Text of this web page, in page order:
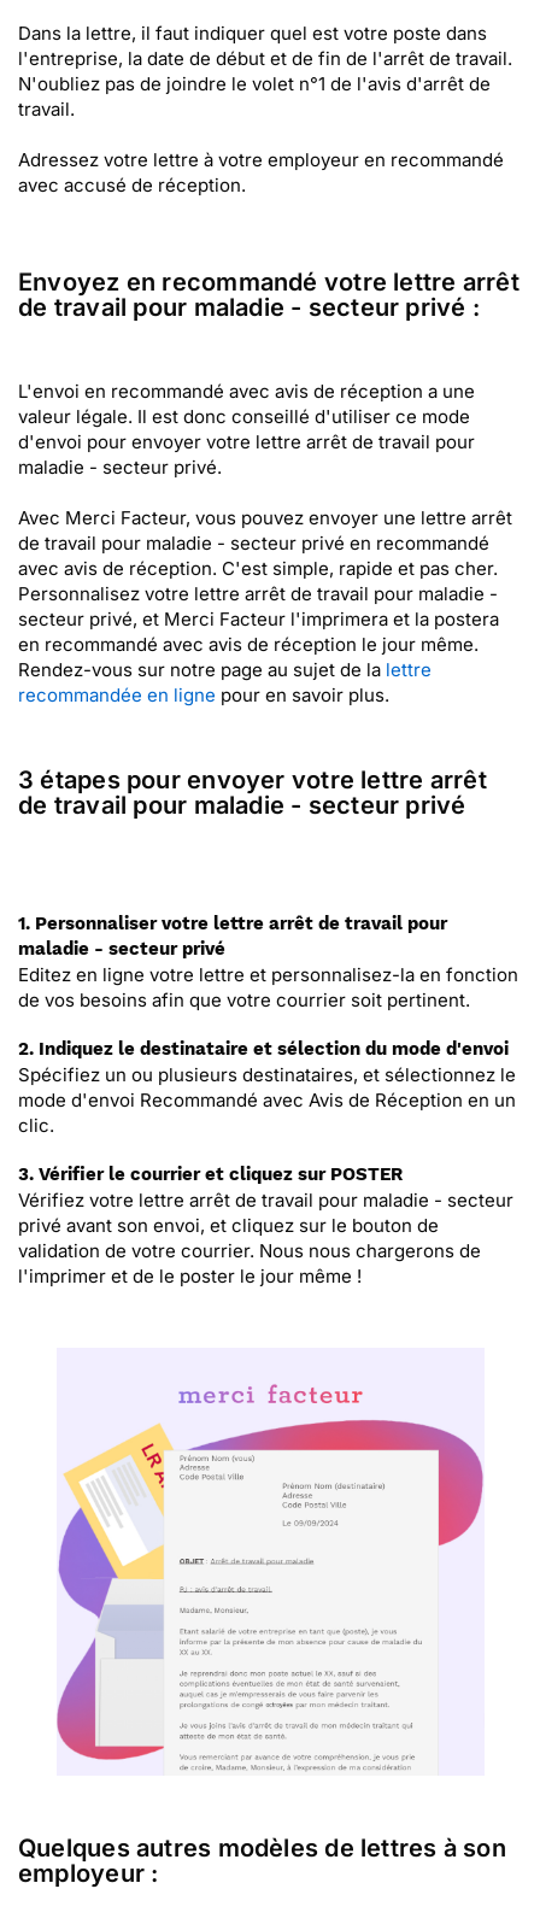
Dans la lettre, il faut indiquer quel est votre poste dans
l'entreprise, la date de début et de fin de l'arrêt de travail.
N'oubliez pas de joindre le volet n°1 de l'avis d'arrêt de
travail.
Adressez votre lettre à votre employeur en recommandé
avec accusé de réception.
Envoyez en recommandé votre lettre arrêt
de travail pour maladie - secteur privé :
L'envoi en recommandé avec avis de réception a une
valeur légale. Il est donc conseillé d'utiliser ce mode
d'envoi pour envoyer votre lettre arrêt de travail pour
maladie - secteur privé.
Avec Merci Facteur, vous pouvez envoyer une lettre arrêt
de travail pour maladie - secteur privé en recommandé
avec avis de réception. C'est simple, rapide et pas cher.
Personnalisez votre lettre arrêt de travail pour maladie -
secteur privé, et Merci Facteur l'imprimera et la postera
en recommandé avec avis de réception le jour même.
Rendez-vous sur notre page au sujet de la lettre
recommandée en ligne pour en savoir plus.
3 étapes pour envoyer votre lettre arrêt
de travail pour maladie - secteur privé
1. Personnaliser votre lettre arrêt de travail pour
maladie - secteur privé
Editez en ligne votre lettre et personnalisez-la en fonction
de vos besoins afin que votre courrier soit pertinent.
2. Indiquez le destinataire et sélection du mode d'envoi
Spécifiez un ou plusieurs destinataires, et sélectionnez le
mode d'envoi Recommandé avec Avis de Réception en un
clic.
3. Vérifier le courrier et cliquez sur POSTER
Vérifiez votre lettre arrêt de travail pour maladie - secteur
privé avant son envoi, et cliquez sur le bouton de
validation de votre courrier. Nous nous chargerons de
l'imprimer et de le poster le jour même !
Quelques autres modèles de lettres à son
employeur :